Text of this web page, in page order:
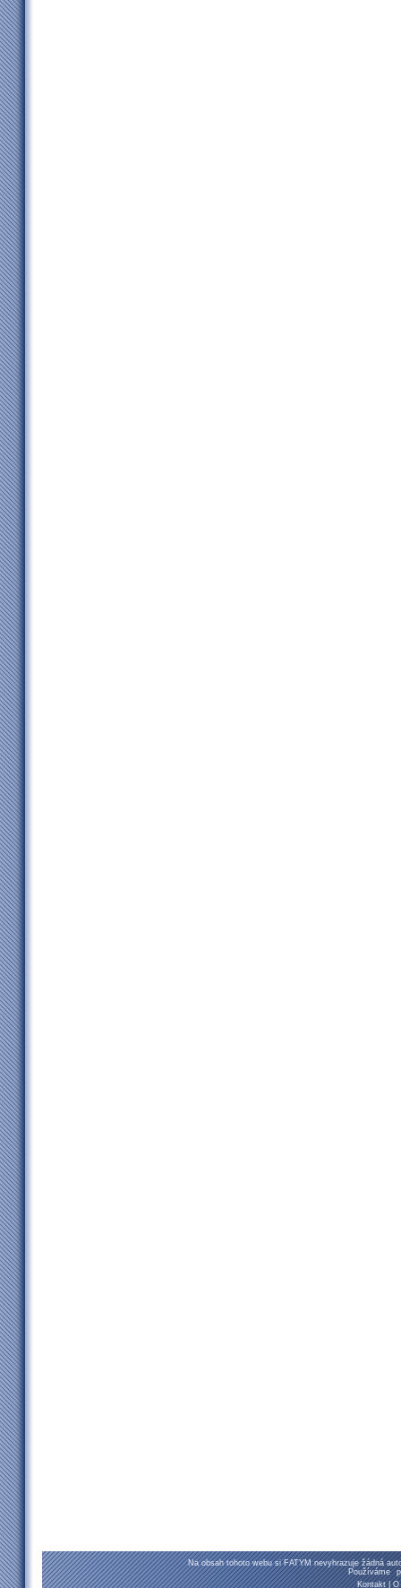
Na obsah tohoto webu si FATYM nevyhrazuje žádná
Používáme
Kontakt|O